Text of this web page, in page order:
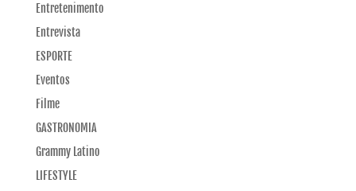
Entretenimento
Entrevista
ESPORTE
Eventos
Filme
GASTRONOMIA
Grammy Latino
LIFESTYLE